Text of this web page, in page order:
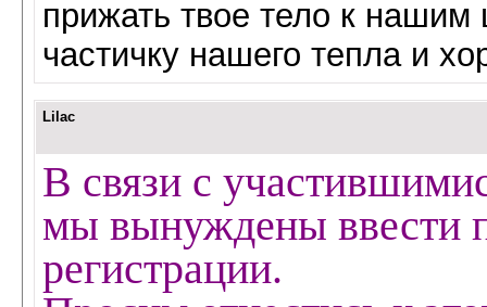
прижать твое тело к
частичку нашего тепла и
Lilac
В связи с
мы вынуждены ввести
регистрации.